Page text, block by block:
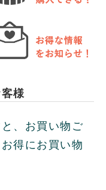
様
、お買い物ご
得にお買い物